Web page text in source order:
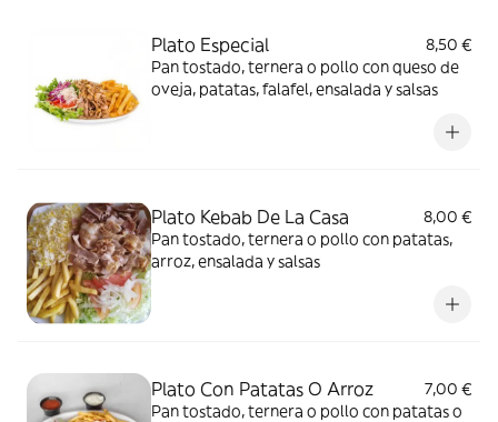
Plato Especial
8,50 €
Pan tostado, ternera o pollo con queso de
oveja, patatas, falafel, ensalada y salsas
Plato Kebab De La Casa
8,00 €
Pan tostado, ternera o pollo con patatas,
arroz, ensalada y salsas
Plato Con Patatas O Arroz
7,00 €
Pan tostado, ternera o pollo con patatas o